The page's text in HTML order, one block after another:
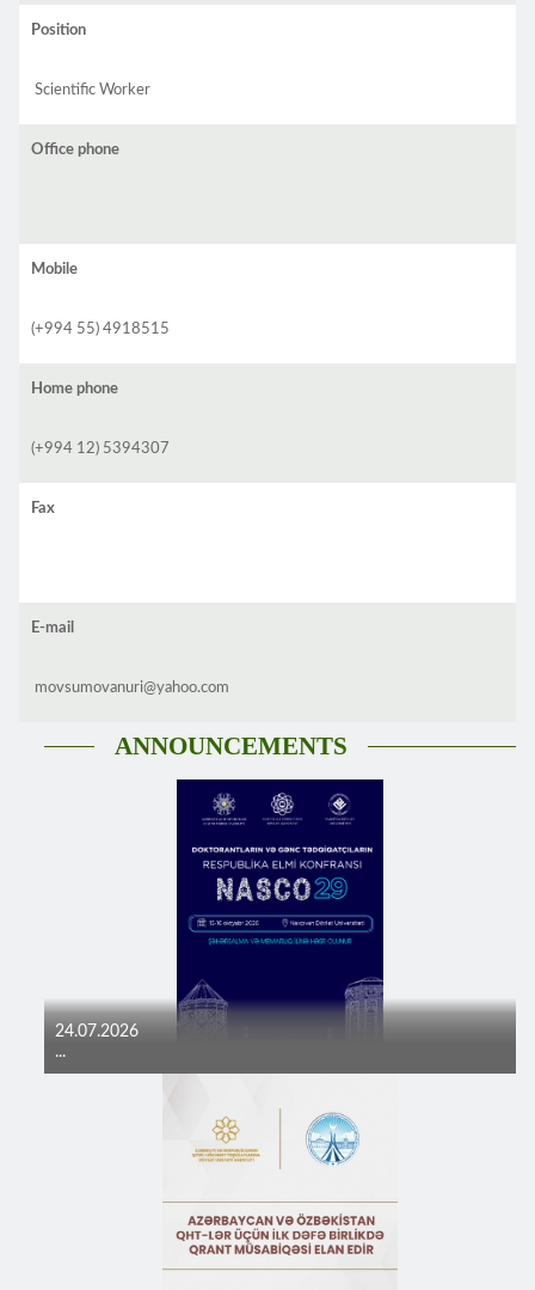
Position
Scientific Worker
Office phone
Mobile
(+994 55) 4918515
Home phone
(+994 12) 5394307
Fax
E-mail
movsumovanuri@yahoo.com
ANNOUNCEMENTS
24.07.2026
...